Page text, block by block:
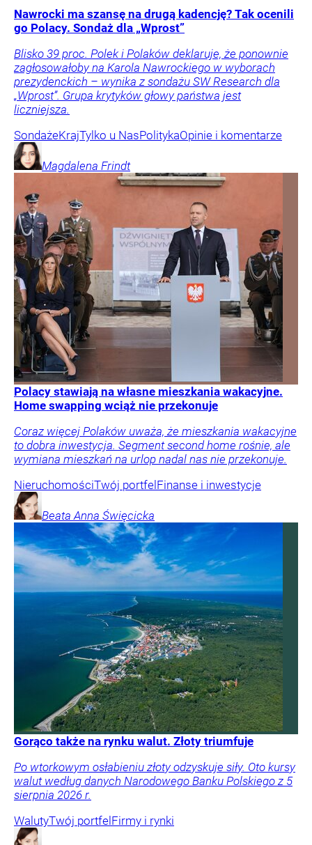
Nawrocki ma szansę na drugą kadencję? Tak ocenili
go Polacy. Sondaż dla „Wprost”
Blisko 39 proc. Polek i Polaków deklaruje, że ponownie
zagłosowałoby na Karola Nawrockiego w wyborach
prezydenckich – wynika z sondażu SW Research dla
„Wprost”. Grupa krytyków głowy państwa jest
liczniejsza.
SondażeKrajTylko u NasPolitykaOpinie i komentarze
Magdalena Frindt
Polacy stawiają na własne mieszkania wakacyjne.
Home swapping wciąż nie przekonuje
Coraz więcej Polaków uważa, że mieszkania wakacyjne
to dobra inwestycja. Segment second home rośnie, ale
wymiana mieszkań na urlop nadal nas nie przekonuje.
NieruchomościTwój portfel Finanse i inwestycje
Beata Anna Święcicka
Gorąco także na rynku walut. Złoty triumfuje
Po wtorkowym osłabieniu złoty odzyskuje siły. Oto kursy
walut według danych Narodowego Banku Polskiego z 5
sierpnia 2026 r.
WalutyTwój portfel Firmy i rynki